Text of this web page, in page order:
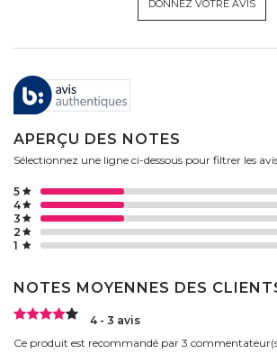
DONNEZ VOTRE AVIS
APERÇU DES NOTES
Sélectionnez une ligne ci-dessous pour filtrer les
1
2
3
4
5
NOTES MOYENNES DES
4 - 3 avis
Ce produit est recommandé par 3